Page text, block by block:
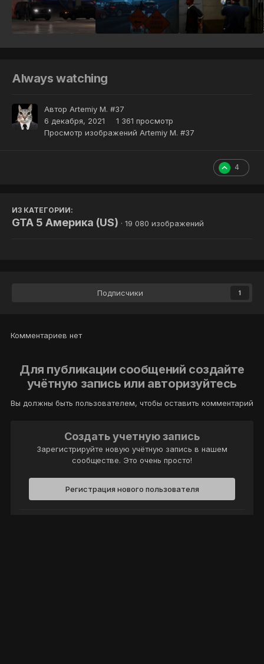
Always watching
Автор Artemiy M. #37
6 декабря, 2021
1 361 просмотр
Просмотр изображений Artemiy M. #37
4
ИЗ КАТЕГОРИИ:
GTA 5 Америка (US) · 19 080 изображений
Подписчики 1
Комментариев нет
Для публикации сообщений создайте
учётную запись или авторизуйтесь
Вы должны быть пользователем, чтобы оставить комментарий
Создать учетную запись
Зарегистрируйте новую учётную запись в нашем
сообществе. Это очень просто!
Регистрация нового пользователя